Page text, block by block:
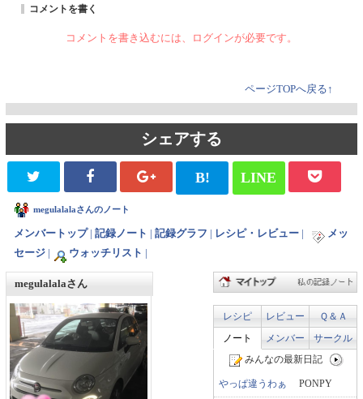
コメントを書く
コメントを書き込むには、ログインが必要です。
ページTOPへ戻る↑
シェアする
B! LINE
megulalalaさんのノート
メンバートップ| 記録ノート 記録グラフ レシピ・レビュー
メッ
セージ
ウォッチリスト
megulalalaさん
レシピ レビュー
Ｑ＆Ａ
ノート
メンバー
サークル
みんなの最新日記
やっぱ違うわぁ PONPY